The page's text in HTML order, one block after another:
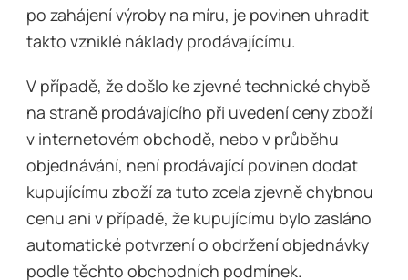
po zahájení výroby na míru, je povinen uhradit
takto vzniklé náklady prodávajícímu.
V případě, že došlo ke zjevné technické chybě
na straně prodávajícího při uvedení ceny zboží
v internetovém obchodě, nebo v průběhu
objednávání, není prodávající povinen dodat
kupujícímu zboží za tuto zcela zjevně chybnou
cenu ani v případě, že kupujícímu bylo zasláno
automatické potvrzení o obdržení objednávky
podle těchto obchodních podmínek.